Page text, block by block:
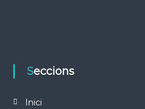
Seccions
Inici